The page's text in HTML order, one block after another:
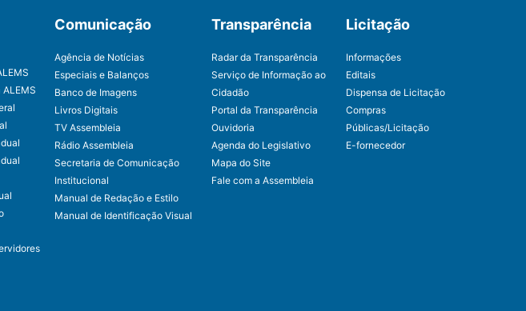
ALEMS
Comunicação
Agência de Notícias
Especiais e Balanços
Banco de Imagens
Livros Digitais
TV Assembleia
Rádio Assembleia
Secretaria de Comunicação
Institucional
Manual de Redação e Estilo
Manual de Identificação Visual
Transparência
Radar da Transparência
Serviço de Informação ao
Cidadão
Portal da Transparência
Ouvidoria
Agenda do Legislativo
Mapa do Site
Fale com a Assembleia
Licitação
Informações
Editais
Dispensa de Licitação
Compras
Públicas/Licitação
E-fornecedor